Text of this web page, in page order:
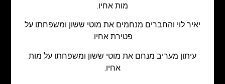
מות אחיו.
יאיר לוי והחברים מנחמים את מוטי ששון ומשפחתו על
פטירת אחיו.
עיתון מעריב מנחם את מוטי ששון ומשפחתו על מות
אחיו.